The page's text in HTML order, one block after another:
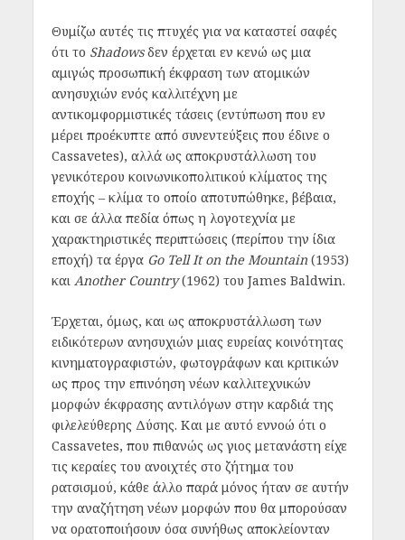
Θυμίζω αυτές τις πτυχές για να καταστεί σαφές
ότι το Shadowsδεν έρχεται εν κενώ ως μια
αμιγώς προσωπική έκφραση των ατομικών
ανησυχιών ενός καλλιτέχνη με
αντικομφορμιστικές τάσεις (εντύπωση που εν
μέρει προέκυπτε από συνεντεύξεις που έδινε ο
Cassavetes), αλλά ως αποκρυστάλλωση του
γενικότερου κοινωνικοπολιτικού κλίματος της
εποχής – κλίμα το οποίο αποτυπώθηκε, βέβαια,
και σε άλλα πεδία όπως η λογοτεχνία με
χαρακτηριστικές περιπτώσεις (περίπου την ίδια
εποχή) τα έργα Go Tell It on the Mountain (1953)
και Another Country(1962) του James Baldwin.
Έρχεται, όμως, και ως αποκρυστάλλωση των
ειδικότερων ανησυχιών μιας ευρείας κοινότητας
κινηματογραφιστών, φωτογράφων και κριτικών
ως προς την επινόηση νέων καλλιτεχνικών
μορφών έκφρασης αντιλόγων στην καρδιά της
φιλελεύθερης Δύσης. Και με αυτό εννοώ ότι ο
Cassavetes, που πιθανώς ως γιος μετανάστη είχε
τις κεραίες του ανοιχτές στο ζήτημα του
ρατσισμού, κάθε άλλο παρά μόνος ήταν σε αυτήν
την αναζήτηση νέων μορφών που θα μπορούσαν
να ορατοποιήσουν όσα συνήθως αποκλείονταν